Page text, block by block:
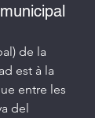
de la
est à la
entre les
del